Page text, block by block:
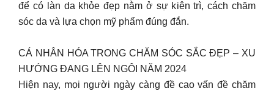
để có làn da khỏe đẹp nằm ở sự kiên trì, cách chăm
sóc da và lựa chọn mỹ phẩm đúng đắn.
CÁ NHÂN HÓA TRONG CHĂM SÓC SẮC ĐẸP – XU
HƯỚNG ĐANG LÊN NGÔI NĂM 2024
Hiện nay, mọi người ngày càng đề cao vấn đề chăm